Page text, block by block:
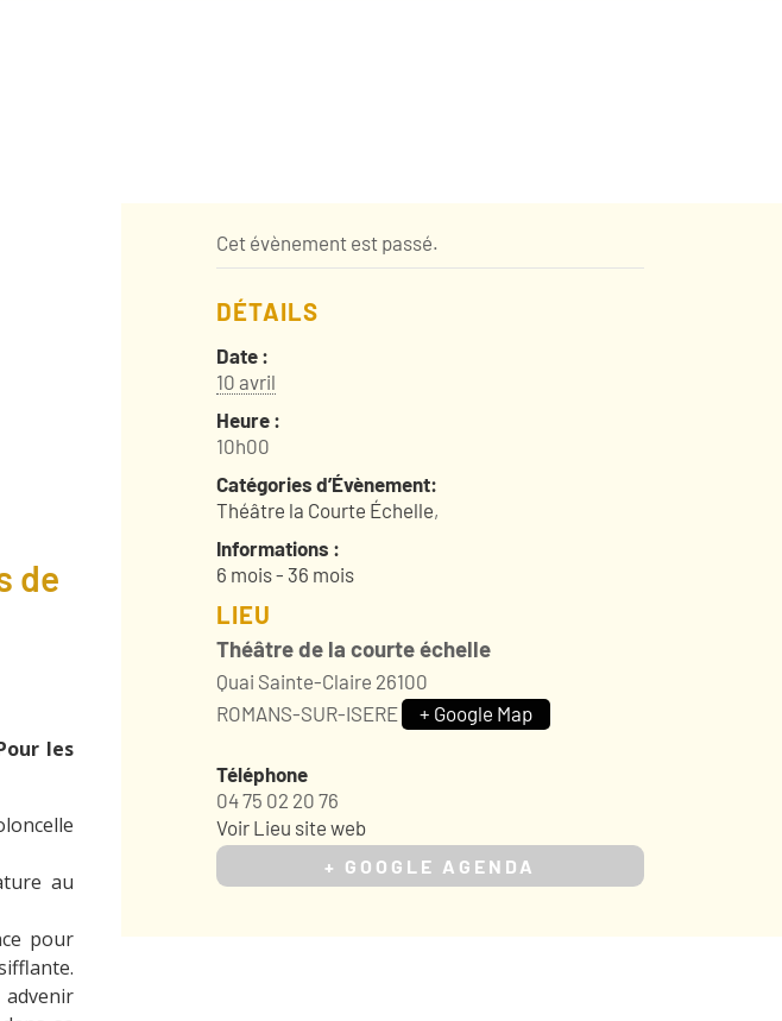
de
les
au
pour
Cet évènement est passé.
DÉTAILS
Date :
10 avril
Heure :
10h00
Catégories d’Évènement:
Théâtre la Courte Échelle,
Informations :
6 mois - 36 mois
LIEU
Théâtre de la courte échelle
Quai Sainte-Claire 26100
ROMANS-SUR-ISERE
+ Google Map
Téléphone
04 75 02 20 76
Voir Lieu site web
+ GOOGLE AGENDA